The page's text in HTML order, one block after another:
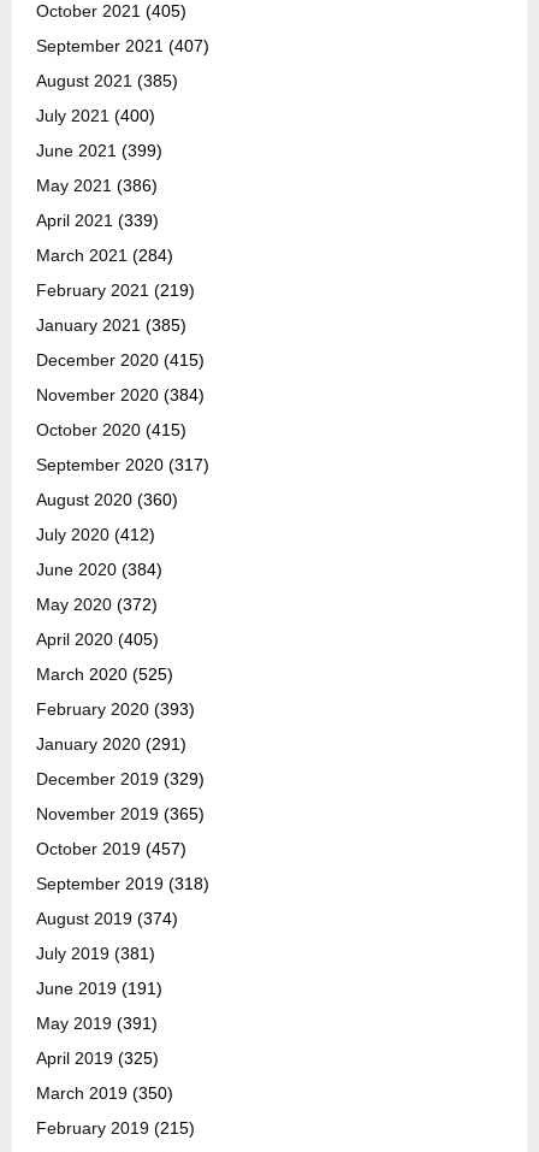
October 2021 (405)
September 2021 (407)
August 2021 (385)
July 2021 (400)
June 2021 (399)
May 2021 (386)
April 2021 (339)
March 2021 (284)
February 2021 (219)
January 2021 (385)
December 2020 (415)
November 2020 (384)
October 2020 (415)
September 2020 (317)
August 2020 (360)
July 2020 (412)
June 2020 (384)
May 2020 (372)
April 2020 (405)
March 2020 (525)
February 2020 (393)
January 2020 (291)
December 2019 (329)
November 2019 (365)
October 2019 (457)
September 2019 (318)
August 2019 (374)
July 2019 (381)
June 2019 (191)
May 2019 (391)
April 2019 (325)
March 2019 (350)
February 2019 (215)